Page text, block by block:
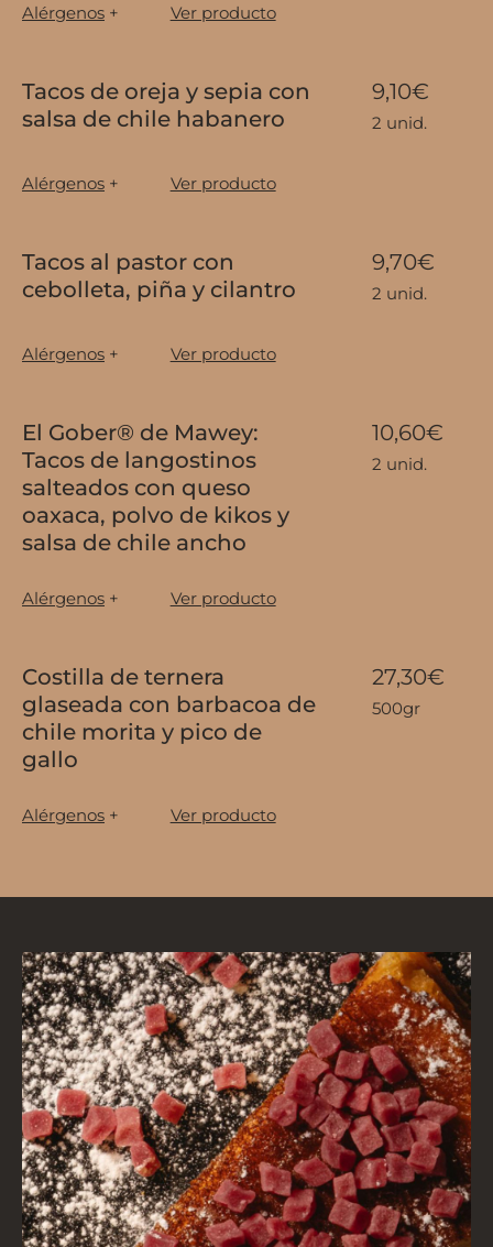
Alérgenos + Ver producto
Tacos de oreja y sepia con
salsa de chile habanero
9,10€
2 unid.
Alérgenos + Ver producto
Tacos al pastor con
cebolleta, piña y cilantro
9,70€
2 unid.
Alérgenos + Ver producto
El Gober® de Mawey:
Tacos de langostinos
salteados con queso
oaxaca, polvo de kikos y
salsa de chile ancho
10,60€
2 unid.
Alérgenos + Ver producto
Costilla de ternera
glaseada con barbacoa de
chile morita y pico de
gallo
27,30€
500gr
Alérgenos + Ver producto